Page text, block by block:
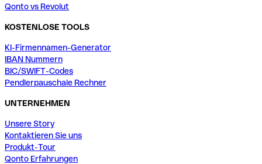
Qonto vs Revolut
KOSTENLOSE TOOLS
KI-Firmennamen-Generator
IBAN Nummern
BIC/SWIFT-Codes
Pendlerpauschale Rechner
UNTERNEHMEN
Unsere Story
Kontaktieren Sie uns
Produkt-Tour
Qonto Erfahrungen